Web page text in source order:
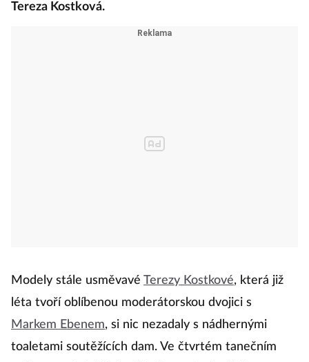
Tereza Kostková.
Modely stále usměvavé Terezy Kostkové, která již
léta tvoří oblíbenou moderátorskou dvojici s
Markem Ebenem, si nic nezadaly s nádhernými
toaletami soutěžících dam. Ve čtvrtém tanečním